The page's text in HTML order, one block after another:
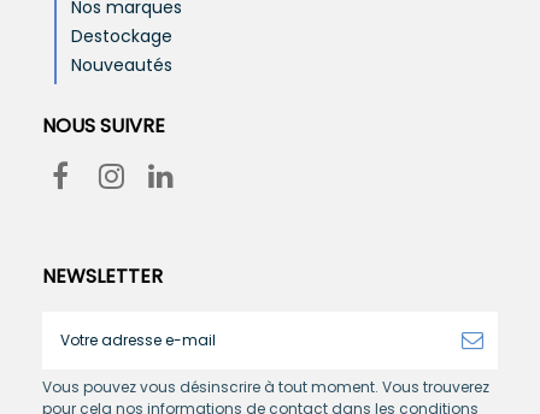
Nos marques
Destockage
Nouveautés
NOUS SUIVRE
NEWSLETTER
Vous pouvez vous désinscrire à tout moment. Vous trouverez
pour cela nos informations de contact dans les conditions